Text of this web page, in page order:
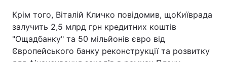
Крім того, Віталій Кличко повідомив, щоКиїврада
залучить 2,5 млрд грн кредитних коштів
"Ощадбанку" та 50 мільйонів євро від
Європейського банку реконструкції та розвитку